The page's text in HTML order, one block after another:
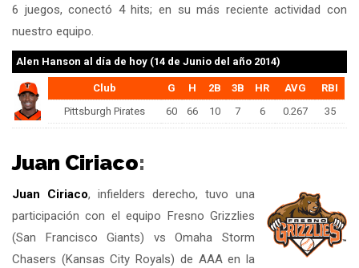
6 juegos, conectó 4 hits; en su más reciente actividad con
nuestro equipo.
Alen Hanson al día de hoy (14 de Junio del año 2014)
Club G H 2B 3B HR AVG
RBI
Pittsburgh Pirates
60 66 10 7 6 0.267 35
Juan Ciriaco:
Juan Ciriaco, infielders derecho, tuvo una
participación con el equipo Fresno Grizzlies
(San Francisco Giants) vs Omaha Storm
Chasers (Kansas City Royals) de AAA en la